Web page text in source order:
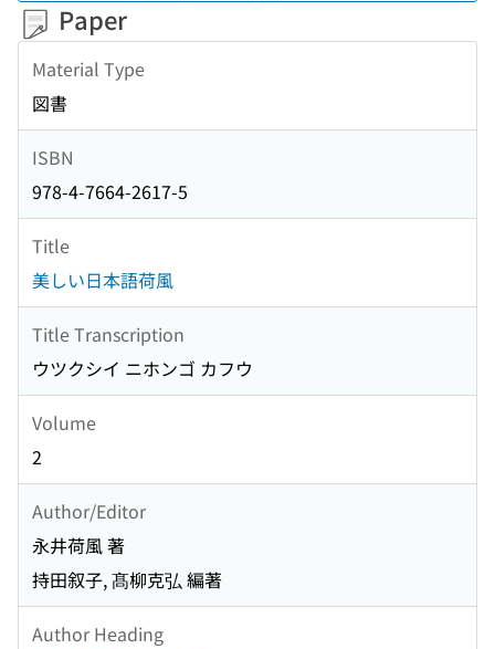
Paper
Material Type
図書
ISBN
978-4-7664-2617-5
Title
美しい日本語荷風
Title Transcription
ウツクシイ ニホンゴ カフウ
Volume
2
Author/Editor
永井荷風 著
持田叙子, 髙柳克弘 編著
Author Heading